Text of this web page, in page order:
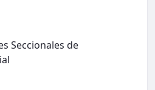
Seccionales de